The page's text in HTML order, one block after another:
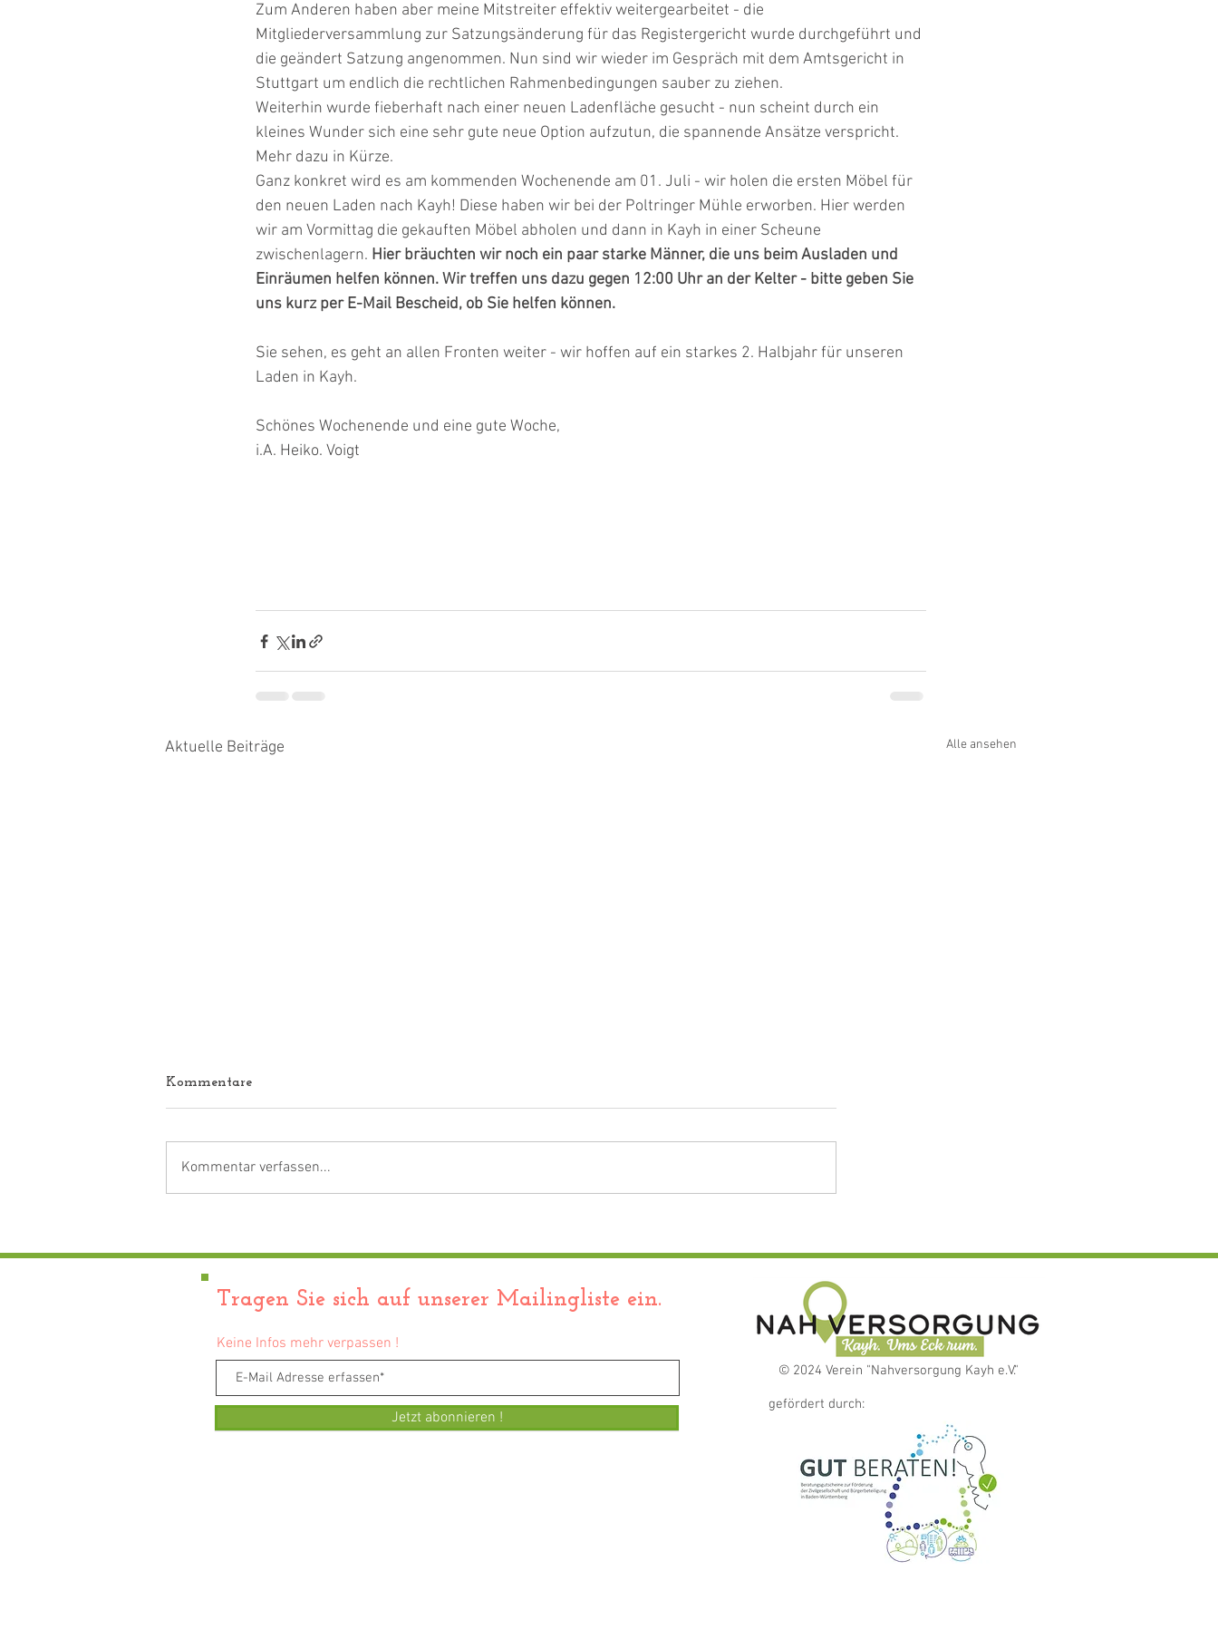
Zum Anderen haben aber meine Mitstreiter effektiv weitergearbeitet - die
Mitgliederversammlung zur Satzungsänderung für das Registergericht wurde durchgeführt und
die geändert Satzung angenommen. Nun sind wir wieder im Gespräch mit dem Amtsgericht in
Stuttgart um endlich die rechtlichen Rahmenbedingungen sauber zu ziehen.
Weiterhin wurde fieberhaft nach einer neuen Ladenfläche gesucht - nun scheint durch ein
kleines Wunder sich eine sehr gute neue Option aufzutun, die spannende Ansätze verspricht.
Mehr dazu in Kürze.
Ganz konkret wird es am kommenden Wochenende am 01. Juli - wir holen die ersten Möbel für
den neuen Laden nach Kayh! Diese haben wir bei der Poltringer Mühle erworben. Hier werden
wir am Vormittag die gekauften Möbel abholen und dann in Kayh in einer Scheune
zwischenlagern. Hier bräuchten wir noch ein paar starke Männer, die uns beim Ausladen und
Einräumen helfen können. Wir treffen uns dazu gegen 12:00 Uhr an der Kelter - bitte geben Sie
uns kurz per E-Mail Bescheid, ob Sie helfen können.
Sie sehen, es geht an allen Fronten weiter - wir hoffen auf ein starkes 2. Halbjahr für unseren
Laden in Kayh.
Schönes Wochenende und eine gute Woche,
i.A. Heiko. Voigt
Aktuelle Beiträge Alle ansehen
Kommentare
Kommentar verfassen...
Tragen Sie sich auf unserer Mailingliste ein.
Keine Infos mehr verpassen !
Jetzt abonnieren !
© 2024 Verein "Nahversorgung Kayh e.V."
gefördert durch: